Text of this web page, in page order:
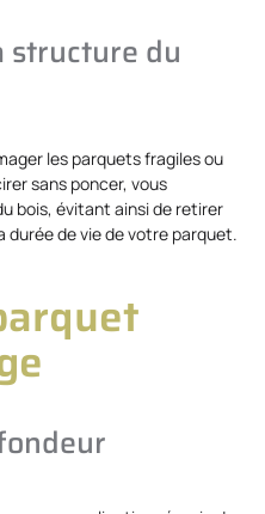
structure du
les parquets fragiles ou
sans poncer, vous
bois, évitant ainsi de retirer
de vie de votre parquet.